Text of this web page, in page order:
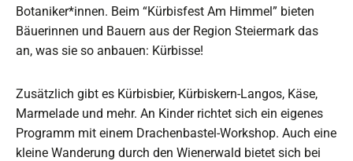
Botaniker*innen. Beim “Kürbisfest Am Himmel” bieten
Bäuerinnen und Bauern aus der Region Steiermark das
an, was sie so anbauen: Kürbisse!
Zusätzlich gibt es Kürbisbier, Kürbiskern-Langos, Käse,
Marmelade und mehr. An Kinder richtet sich ein eigenes
Programm mit einem Drachenbastel-Workshop. Auch eine
kleine Wanderung durch den Wienerwald bietet sich bei